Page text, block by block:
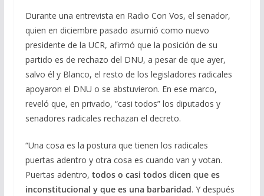
Durante una entrevista en Radio Con Vos, el senador,
quien en diciembre pasado asumió como nuevo
presidente de la UCR, afirmó que la posición de su
partido es de rechazo del DNU, a pesar de que ayer,
salvo él y Blanco, el resto de los legisladores radicales
apoyaron el DNU o se abstuvieron. En ese marco,
reveló que, en privado, “casi todos” los diputados y
senadores radicales rechazan el decreto.
“Una cosa es la postura que tienen los radicales
puertas adentro y otra cosa es cuando van y votan.
Puertas adentro, todos o casi todos dicen que es
inconstitucional y que es una barbaridad. Y después